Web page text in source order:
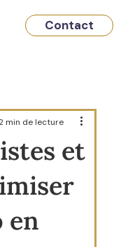
Contact
et
en
min de lecture